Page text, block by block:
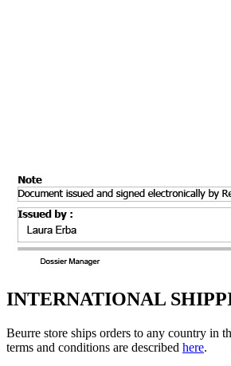
INTERNATIONAL
Beurre store ships orders to any country in
terms and conditions are described here.